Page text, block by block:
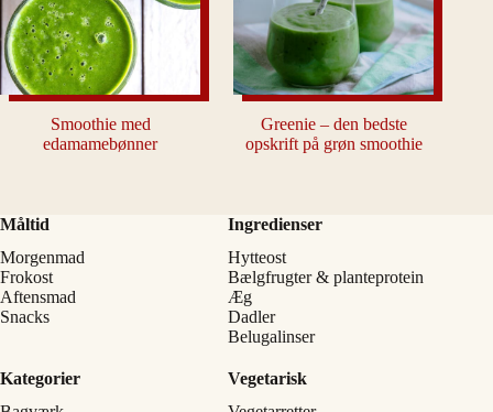
Smoothie med
edamamebønner
Greenie – den bedste
opskrift på grøn smoothie
Måltid
Morgenmad
Frokost
Aftensmad
Snacks
Ingredienser
Hytteost
Bælgfrugter & planteprotein
Æg
Dadler
Belugalinser
Kategorier
Vegetarisk